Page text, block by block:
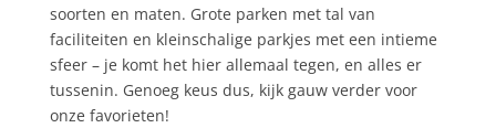
soorten en maten. Grote parken met tal van
faciliteiten en kleinschalige parkjes met een intieme
sfeer – je komt het hier allemaal tegen, en alles er
tussenin. Genoeg keus dus, kijk gauw verder voor
onze favorieten!